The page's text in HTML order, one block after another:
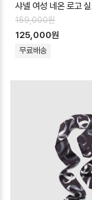
159,000원
125,000원
무료배송